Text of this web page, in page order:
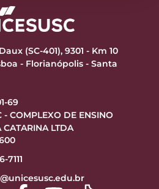
(SC-401), 9301 - Km 10
- Florianópolis - Santa
69
- COMPLEXO DE ENSINO
CATARINA LTDA